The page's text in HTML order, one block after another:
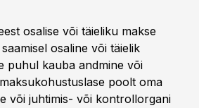
osalise või täieliku makse
osaline või täielik
puhul kauba andmine või
poolt oma
või juhtimis- või kontrollorgani